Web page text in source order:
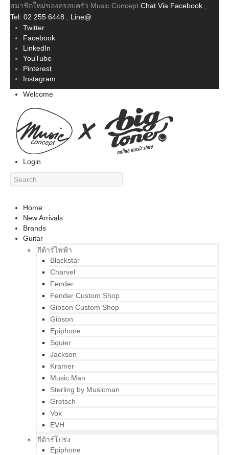
สมาชิกใหม่ของครอบครัว Music Concept Chat Via Facebook
Tel: 02 255 6448
Line@
Twitter
Facebook
LinkedIn
YouTube
Pinterest
Instagram
Welcome
Login
Home
New Arrivals
Brands
Guitar
กีต้าร์ไฟฟ้า
Blackstar
Charvel
Fender
Fender Custom Shop
Gibson Custom Shop
Gibson
Epiphone
Squier
Jackson
Kramer
Music Man
Sterling by Musicman
Gretsch
Vox
EVH
กีต้าร์โปร่ง
Epiphone